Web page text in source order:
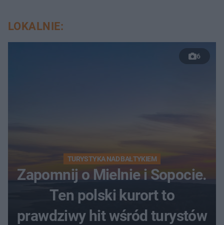
LOKALNIE:
6
TURYSTYKA NAD BAŁTYKIEM
Zapomnij o Mielnie i Sopocie.
Ten polski kurort to
prawdziwy hit wśród turystów